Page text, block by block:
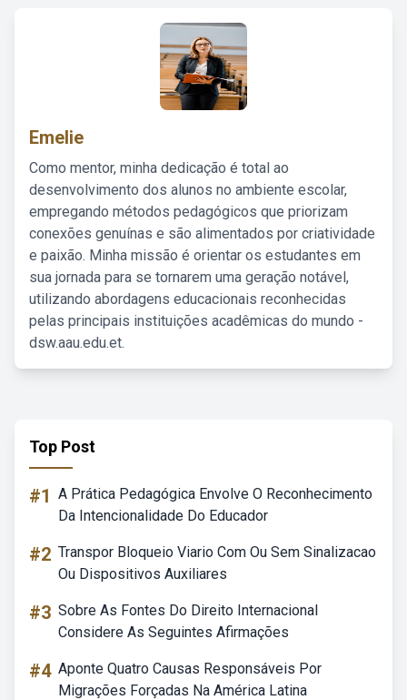
Emelie
Como mentor, minha dedicação é total ao
desenvolvimento dos alunos no ambiente escolar,
empregando métodos pedagógicos que priorizam
conexões genuínas e são alimentados por criatividade
e paixão. Minha missão é orientar os estudantes em
sua jornada para se tornarem uma geração notável,
utilizando abordagens educacionais reconhecidas
pelas principais instituições acadêmicas do mundo -
dsw.aau.edu.et.
Top Post
#1 A Prática Pedagógica Envolve O Reconhecimento
Da Intencionalidade Do Educador
#2 Transpor Bloqueio Viario Com Ou Sem Sinalizacao
Ou Dispositivos Auxiliares
#3 Sobre As Fontes Do Direito Internacional
Considere As Seguintes Afirmações
#4 Aponte Quatro Causas Responsáveis Por
Migrações Forçadas Na América Latina